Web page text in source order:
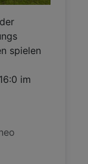
spielen
im